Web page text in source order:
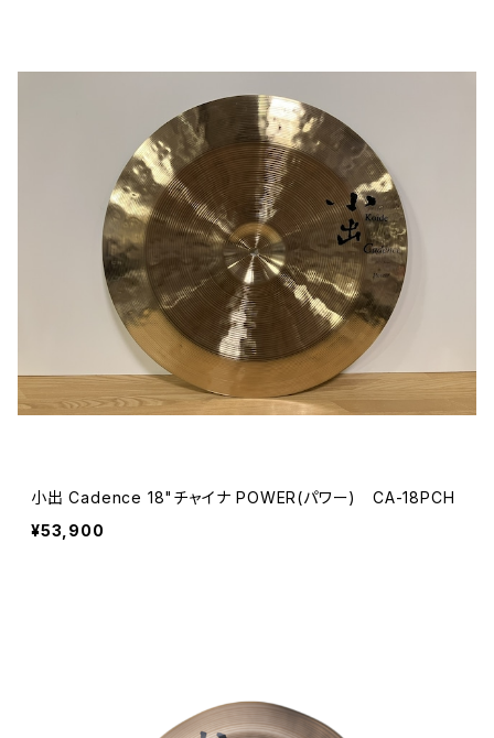
小出 Cadence 18"チャイナ POWER(パワー) CA-18PCH
¥53,900